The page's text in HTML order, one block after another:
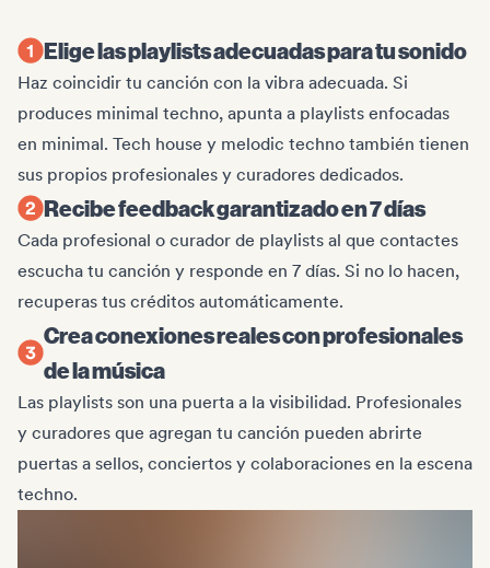
Elige las playlists adecuadas para tu sonido
Haz coincidir tu canción con la vibra adecuada. Si
produces minimal techno, apunta a playlists enfocadas
en minimal. Tech house y melodic techno también tienen
sus propios profesionales y curadores dedicados.
Recibe feedback garantizado en 7 días
Cada profesional o curador de playlists al que contactes
escucha tu canción y responde en 7 días. Si no lo hacen,
recuperas tus créditos automáticamente.
Crea conexiones reales con profesionales
de la música
Las playlists son una puerta a la visibilidad. Profesionales
y curadores que agregan tu canción pueden abrirte
puertas a sellos, conciertos y colaboraciones en la escena
techno.